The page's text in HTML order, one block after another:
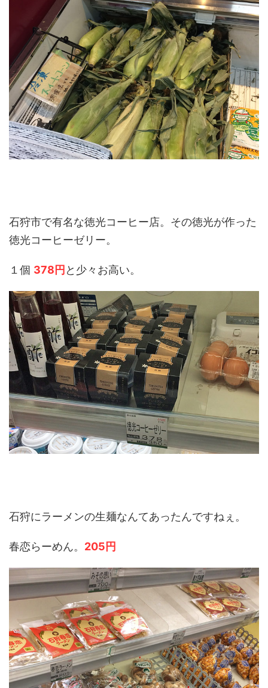
石狩市で有名な徳光コーヒー店。その徳光が作った
徳光コーヒーゼリー。
１個 378円 と少々お高い。
石狩にラーメンの生麺なんてあったんですねぇ。
春恋らーめん。 205円